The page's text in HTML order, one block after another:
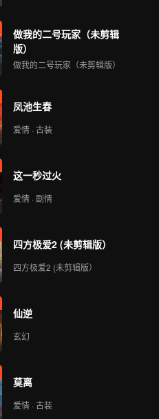
第七集：粉红汤面里的
做我的二号玩家（未剪辑
版）
做我的二号玩家（未剪辑版）
凤池生春
爱情 · 古装
这一秒过火
爱情 · 剧情
四方极爱2 (未剪辑版）
四方极爱2 (未剪辑版）
仙逆
玄幻
莫离
爱情 · 古装